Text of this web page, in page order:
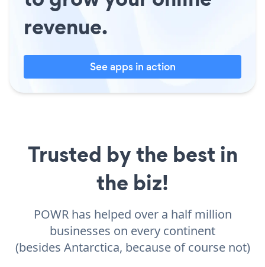
revenue.
See apps in action
Trusted by the best in
the biz!
POWR has helped over a half million
businesses on every continent
(besides Antarctica, because of course not)